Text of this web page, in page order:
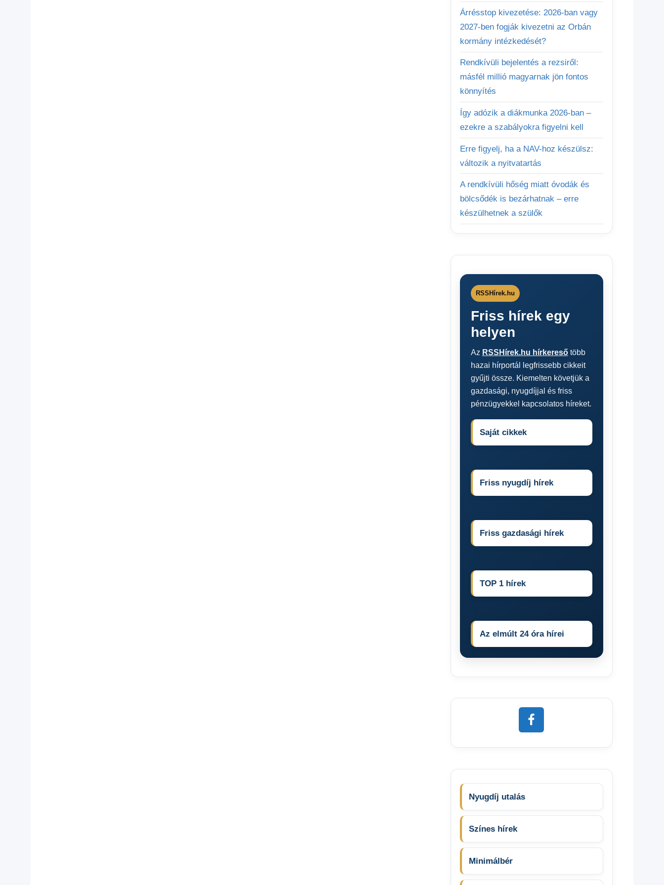
Árrésstop kivezetése: 2026-ban vagy
2027-ben fogják kivezetni az Orbán
kormány intézkedését?
Rendkívüli bejelentés a rezsiről:
másfél millió magyarnak jön fontos
könnyítés
Így adózik a diákmunka 2026-ban –
ezekre a szabályokra figyelni kell
Erre figyelj, ha a NAV-hoz készülsz:
változik a nyitvatartás
A rendkívüli hőség miatt óvodák és
bölcsődék is bezárhatnak – erre
készülhetnek a szülők
RSSHírek.hu
Friss hírek egy
helyen
Az RSSHírek.hu hírkeresőtöbb
hazai hírportál legfrissebb cikkeit
gyűjti össze. Kiemelten követjük a
gazdasági, nyugdíjjal és friss
pénzügyekkel kapcsolatos híreket.
Saját cikkek
Friss nyugdíj hírek
Friss gazdasági hírek
TOP 1 hírek
Az elmúlt 24 óra hírei
Nyugdíj utalás
Színes hírek
Minimálbér